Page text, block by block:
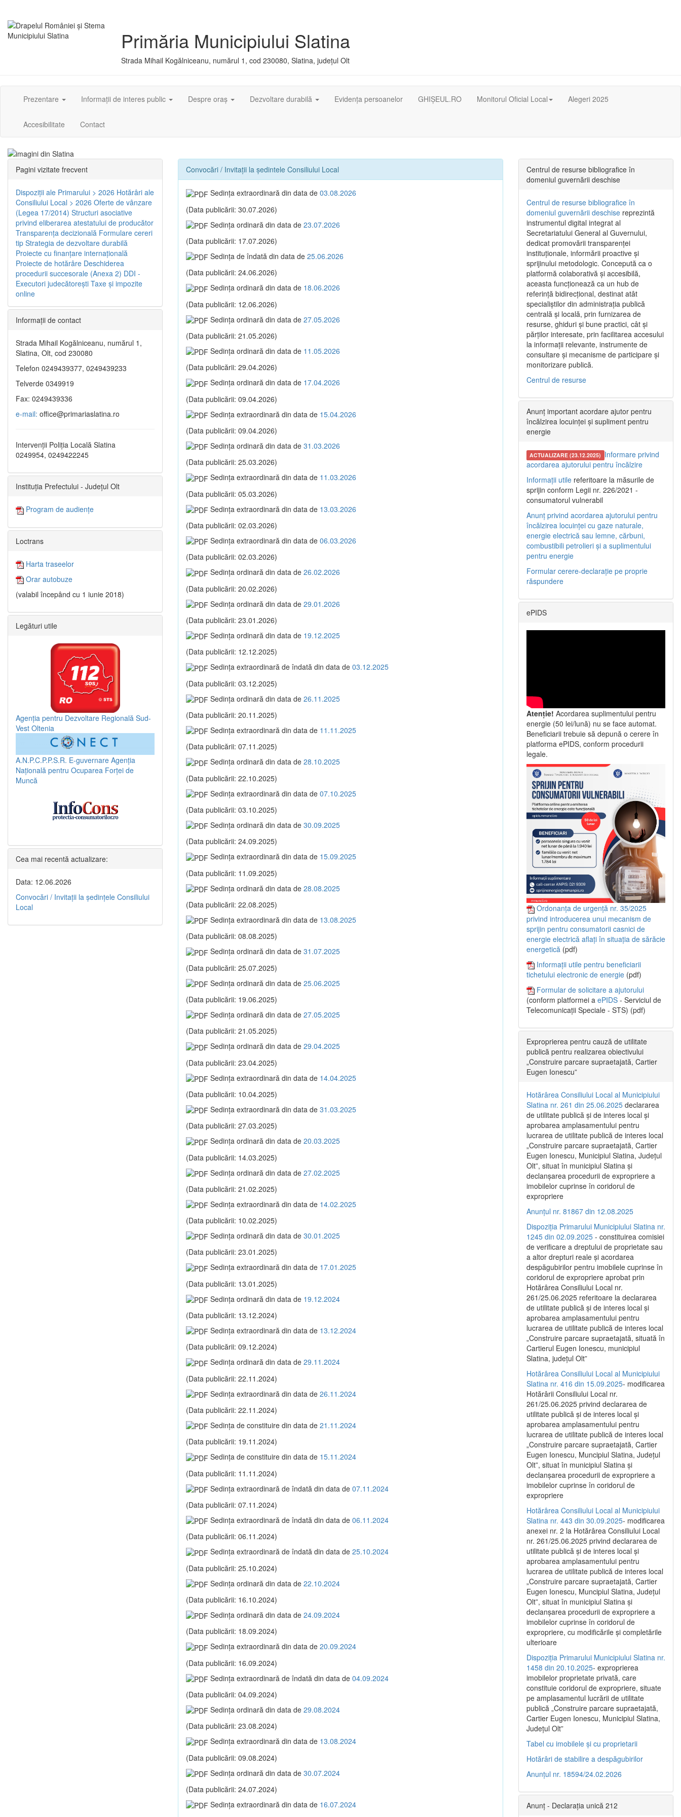
Primăria Municipiului Slatina
Strada Mihail Kogălniceanu, numărul 1, cod 230080, Slatina, județul Olt
Prezentare Informații de interes public Despre oraș Dezvoltare durabilă Evidența persoanelor GHIȘEUL.RO Monitorul Oficial Local Alegeri 2025
Accesibilitate Contact
Convocări / Invitaţii la ședintele Consiliului Local
Sedinţa extraordinară din data de 03.08.2026
(Data publicării: 30.07.2026)
Sedinţa ordinară din data de 23.07.2026
(Data publicării: 17.07.2026)
Sedinţa de îndată din data de 25.06.2026
(Data publicării: 24.06.2026)
Sedinţa ordinară din data de 18.06.2026
(Data publicării: 12.06.2026)
Sedinţa ordinară din data de 27.05.2026
(Data publicării: 21.05.2026)
Sedinţa ordinară din data de 11.05.2026
(Data publicării: 29.04.2026)
Sedinţa ordinară din data de 17.04.2026
(Data publicării: 09.04.2026)
Sedinţa extraordinară din data de 15.04.2026
(Data publicării: 09.04.2026)
Sedinţa ordinară din data de 31.03.2026
(Data publicării: 25.03.2026)
Sedinţa extraordinară din data de 11.03.2026
(Data publicării: 05.03.2026)
Sedinţa extraordinară din data de 13.03.2026
(Data publicării: 02.03.2026)
Sedinţa extraordinară din data de 06.03.2026
(Data publicării: 02.03.2026)
Sedinţa ordinară din data de 26.02.2026
(Data publicării: 20.02.2026)
Sedinţa ordinară din data de 29.01.2026
(Data publicării: 23.01.2026)
Sedinţa ordinară din data de 19.12.2025
(Data publicării: 12.12.2025)
Sedinţa extraordinară de îndată din data de 03.12.2025
(Data publicării: 03.12.2025)
Sedinţa ordinară din data de 26.11.2025
(Data publicării: 20.11.2025)
Sedinţa extraordinară din data de 11.11.2025
(Data publicării: 07.11.2025)
Sedinţa ordinară din data de 28.10.2025
(Data publicării: 22.10.2025)
Sedinţa extraordinară din data de 07.10.2025
(Data publicării: 03.10.2025)
Sedinţa ordinară din data de 30.09.2025
(Data publicării: 24.09.2025)
Sedinţa extraordinară din data de 15.09.2025
(Data publicării: 11.09.2025)
Sedinţa ordinară din data de 28.08.2025
(Data publicării: 22.08.2025)
Sedinţa extraordinară din data de 13.08.2025
(Data publicării: 08.08.2025)
Sedinţa ordinară din data de 31.07.2025
(Data publicării: 25.07.2025)
Sedinţa ordinară din data de 25.06.2025
(Data publicării: 19.06.2025)
Sedinţa ordinară din data de 27.05.2025
(Data publicării: 21.05.2025)
Sedinţa ordinară din data de 29.04.2025
(Data publicării: 23.04.2025)
Sedinţa extraordinară din data de 14.04.2025
(Data publicării: 10.04.2025)
Sedinţa extraordinară din data de 31.03.2025
(Data publicării: 27.03.2025)
Sedinţa ordinară din data de 20.03.2025
(Data publicării: 14.03.2025)
Sedinţa ordinară din data de 27.02.2025
(Data publicării: 21.02.2025)
Sedinţa extraordinară din data de 14.02.2025
(Data publicării: 10.02.2025)
Sedinţa ordinară din data de 30.01.2025
(Data publicării: 23.01.2025)
Sedinţa extraordinară din data de 17.01.2025
(Data publicării: 13.01.2025)
Sedinţa ordinară din data de 19.12.2024
(Data publicării: 13.12.2024)
Sedinţa extraordinară din data de 13.12.2024
(Data publicării: 09.12.2024)
Sedinţa ordinară din data de 29.11.2024
(Data publicării: 22.11.2024)
Sedinţa extraordinară din data de 26.11.2024
(Data publicării: 22.11.2024)
Sedinţa de constituire din data de 21.11.2024
(Data publicării: 19.11.2024)
Sedinţa de constituire din data de 15.11.2024
(Data publicării: 11.11.2024)
Sedinţa extraordinară de îndată din data de 07.11.2024
(Data publicării: 07.11.2024)
Sedinţa extraordinară de îndată din data de 06.11.2024
(Data publicării: 06.11.2024)
Sedinţa extraordinară de îndată din data de 25.10.2024
(Data publicării: 25.10.2024)
Sedinţa ordinară din data de 22.10.2024
(Data publicării: 16.10.2024)
Sedinţa ordinară din data de 24.09.2024
(Data publicării: 18.09.2024)
Sedinţa extraordinară din data de 20.09.2024
(Data publicării: 16.09.2024)
Sedinţa extraordinară de îndată din data de 04.09.2024
(Data publicării: 04.09.2024)
Sedinţa ordinară din data de 29.08.2024
(Data publicării: 23.08.2024)
Sedinţa extraordinară din data de 13.08.2024
(Data publicării: 09.08.2024)
Sedinţa ordinară din data de 30.07.2024
(Data publicării: 24.07.2024)
Sedinţa extraordinară din data de 16.07.2024
Pagini vizitate frecvent
Dispoziţii ale Primarului > 2026 Hotărâri ale
Consiliului Local > 2026 Oferte de vânzare
(Legea 17/2014) Structuri asociative
privind eliberarea atestatului de producător
Transparenţa decizională Formulare cereri
tip Strategia de dezvoltare durabilă
Proiecte cu finanţare internaţională
Proiecte de hotărâre Deschiderea
procedurii succesorale (Anexa 2) DDI -
Executori judecătorești Taxe şi impozite
online
Informaţii de contact
Strada Mihail Kogălniceanu, numărul 1,
Slatina, Olt, cod 230080
Telefon 0249439377, 0249439233
Telverde 0349919
Fax: 0249439336
e-mail: office@primariaslatina.ro
Intervenții Poliția Locală Slatina
0249954, 0249422245
Instituția Prefectului - Județul Olt
Program de audiențe
Loctrans
Harta traseelor
Orar autobuze
(valabil începând cu 1 iunie 2018)
Legături utile
Agenția pentru Dezvoltare Regională Sud-
Vest Oltenia
A.N.P.C.P.P.S.R. E-guvernare Agenția
Națională pentru Ocuparea Forței de
Muncă
Cea mai recentă actualizare:
Data: 12.06.2026
Convocări / Invitaţii la şedinţele Consiliului
Local
Centrul de resurse bibliografice în
domeniul guvernării deschise
Centrul de resurse bibliografice în
domeniul guvernării deschise reprezintă
instrumentul digital integrat al
Secretariatului General al Guvernului,
dedicat promovării transparenței
instituționale, informării proactive și
sprijinului metodologic. Concepută ca o
platformă colaborativă și accesibilă,
aceasta funcționează ca un hub de
referință bidirecțional, destinat atât
specialiștilor din administrația publică
centrală și locală, prin furnizarea de
resurse, ghiduri și bune practici, cât și
părților interesate, prin facilitarea accesului
la informații relevante, instrumente de
consultare și mecanisme de participare și
monitorizare publică.
Centrul de resurse
Anunț important acordare ajutor pentru
încălzirea locuinței și supliment pentru
energie
ACTUALIZARE (23.12.2025) Informare privind
acordarea ajutorului pentru încălzire
Informații utile referitoare la măsurile de
sprijin conform Legii nr. 226/2021 -
consumatorul vulnerabil
Anunț privind acordarea ajutorului pentru
încălzirea locuinței cu gaze naturale,
energie electrică sau lemne, cărbuni,
combustibili petrolieri și a suplimentului
pentru energie
Formular cerere-declarație pe proprie
răspundere
ePIDS
Atenție! Acordarea suplimentului pentru
energie (50 lei/lună) nu se face automat.
Beneficiarii trebuie să depună o cerere în
platforma ePIDS, conform procedurii
legale.
Ordonanța de urgență nr. 35/2025
privind introducerea unui mecanism de
sprijin pentru consumatorii casnici de
energie electrică aflați în situația de sărăcie
energetică (pdf)
Informații utile pentru beneficiarii
tichetului electronic de energie (pdf)
Formular de solicitare a ajutorului
(conform platformei a ePIDS - Serviciul de
Telecomunicații Speciale - STS) (pdf)
Exproprierea pentru cauză de utilitate
publică pentru realizarea obiectivului
„Construire parcare supraetajată, Cartier
Eugen Ionescu”
Hotărârea Consiliului Local al Municipiului
Slatina nr. 261 din 25.06.2025 declararea
de utilitate publică și de interes local și
aprobarea amplasamentului pentru
lucrarea de utilitate publică de interes local
„Construire parcare supraetajată, Cartier
Eugen Ionescu, Municipiul Slatina, Județul
Olt”, situat în municipiul Slatina și
declanșarea procedurii de expropriere a
imobilelor cuprinse în coridorul de
expropriere
Anunțul nr. 81867 din 12.08.2025
Dispoziția Primarului Municipiului Slatina nr.
1245 din 02.09.2025 - constituirea comisiei
de verificare a dreptului de proprietate sau
a altor drepturi reale și acordarea
despăgubirilor pentru imobilele cuprinse în
coridorul de expropriere aprobat prin
Hotărârea Consiliului Local nr.
261/25.06.2025 referitoare la declararea
de utilitate publică și de interes local și
aprobarea amplasamentului pentru
lucrarea de utilitate publică de interes local
„Construire parcare supraetajată, situată în
Cartierul Eugen Ionescu, municipiul
Slatina, județul Olt”
Hotărârea Consiliului Local al Municipiului
Slatina nr. 416 din 15.09.2025- modificarea
Hotărârii Consiliului Local nr.
261/25.06.2025 privind declararea de
utilitate publică și de interes local și
aprobarea amplasamentului pentru
lucrarea de utilitate publică de interes local
„Construire parcare supraetajată, Cartier
Eugen Ionescu, Muncipiul Slatina, Județul
Olt”, situat în municipiul Slatina și
declanșarea procedurii de expropriere a
imobilelor cuprinse în coridorul de
expropriere
Hotărârea Consiliului Local al Municipiului
Slatina nr. 443 din 30.09.2025- modificarea
anexei nr. 2 la Hotărârea Consiliului Local
nr. 261/25.06.2025 privind declararea de
utilitate publică şi de interes local şi
aprobarea amplasamentului pentru
lucrarea de utilitate publică de interes local
„Construire parcare supraetajată, Cartier
Eugen Ionescu, Muncipiul Slatina, Judeţul
Olt”, situat în municipiul Slatina şi
declanşarea procedurii de expropriere a
imobilelor cuprinse în coridorul de
expropriere, cu modificările şi completările
ulterioare
Dispoziția Primarului Municipiului Slatina nr.
1458 din 20.10.2025- exproprierea
imobilelor proprietate privată, care
constituie coridorul de expropriere, situate
pe amplasamentul lucrării de utilitate
publică „Construire parcare supraetajată,
Cartier Eugen Ionescu, Municipiul Slatina,
Județul Olt”
Tabel cu imobilele și cu proprietarii
Hotărâri de stabilire a despăgubirilor
Anunțul nr. 18594/24.02.2026
Anunț - Declarația unică 212